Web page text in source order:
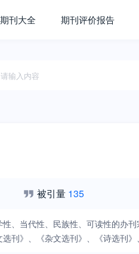
期刊大全 期刊评价报告
被引量 135
性、当代性、民族性、可读性的办
选刊》、《杂文选刊》、《诗选刊